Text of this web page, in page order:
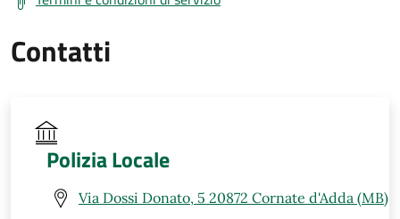
Contatti
Polizia Locale
Via Dossi Donato, 5 20872 Cornate d'Adda (MB)